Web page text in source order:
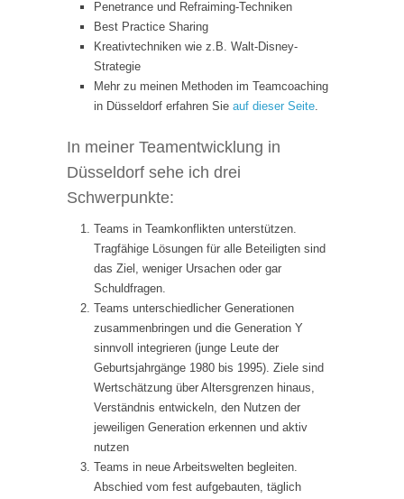
Penetrance und Refraiming-Techniken
Best Practice Sharing
Kreativtechniken wie z.B. Walt-Disney-
Strategie
Mehr zu meinen Methoden im Teamcoaching
in Düsseldorf erfahren Sie auf dieser Seite.
In meiner Teamentwicklung in
Düsseldorf sehe ich drei
Schwerpunkte:
Teams in Teamkonflikten unterstützen.
Tragfähige Lösungen für alle Beteiligten sind
das Ziel, weniger Ursachen oder gar
Schuldfragen.
Teams unterschiedlicher Generationen
zusammenbringen und die Generation Y
sinnvoll integrieren (junge Leute der
Geburtsjahrgänge 1980 bis 1995). Ziele sind
Wertschätzung über Altersgrenzen hinaus,
Verständnis entwickeln, den Nutzen der
jeweiligen Generation erkennen und aktiv
nutzen
Teams in neue Arbeitswelten begleiten.
Abschied vom fest aufgebauten, täglich